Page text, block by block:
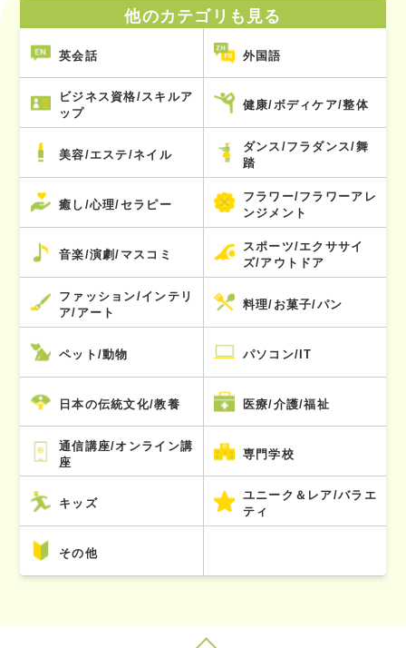
他のカテゴリも見る
英会話 外国語
ビジネス資格/スキルア
ップ
健康/ボディケア/整体
美容/エステ/ネイル
ダンス/フラダンス/舞
踏
癒し/心理/セラピー
フラワー/フラワーアレ
ンジメント
音楽/演劇/マスコミ
スポーツ/エクササイ
ズ/アウトドア
ファッション/インテリ
ア/アート
料理/お菓子/パン
ペット/動物 パソコン/IT
日本の伝統文化/教養 医療/介護/福祉
通信講座/オンライン講
座
専門学校
キッズ
ユニーク＆レア/バラエ
ティ
その他